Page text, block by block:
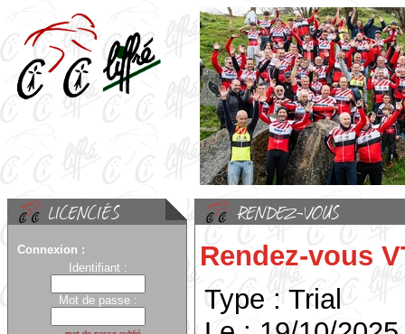
Connexion :
Identifiant :
Mot de passe :
Rendez-vous
Type : Trial